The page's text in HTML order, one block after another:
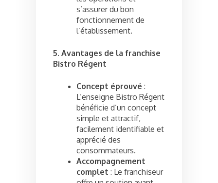
s’assurer du bon
fonctionnement de
l’établissement.
5. Avantages de la franchise
Bistro Régent
Concept éprouvé :
L’enseigne Bistro Régent
bénéficie d’un concept
simple et attractif,
facilement identifiable et
apprécié des
consommateurs.
Accompagnement
complet : Le franchiseur